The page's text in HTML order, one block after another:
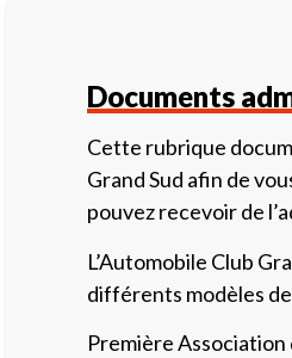
Documents
Cette rubrique
Grand Sud afin de
pouvez recevoir de
L’Automobile Club
différents modèles
Première